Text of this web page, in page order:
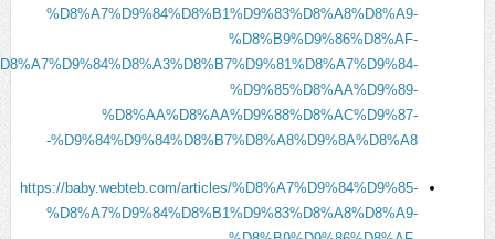
%D8%A7%D9%84%D8%B1%D9%83%D8%A8%D8%A9-
%D8%B9%D9%86%D8%AF-
%D9%85%D8%AA%D9%89-
%D8%AA%D8%AA%D9%88%D8%AC%D9%87-
%D9%84%D9%84%D8%B7%D8%A8%D9%8A%D8%A8-
https://baby.webteb.com/articles/%D8%A7%D9%84%D9%85-
%D8%A7%D9%84%D8%B1%D9%83%D8%A8%D8%A9-